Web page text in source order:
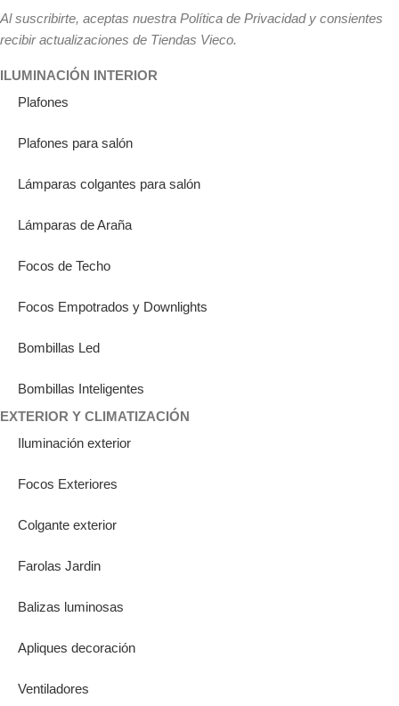
Al suscribirte, aceptas nuestra Política de Privacidad y consientes
recibir actualizaciones de Tiendas Vieco.
ILUMINACIÓN INTERIOR
Plafones
Plafones para salón
Lámparas colgantes para salón
Lámparas de Araña
Focos de Techo
Focos Empotrados y Downlights
Bombillas Led
Bombillas Inteligentes
EXTERIOR Y CLIMATIZACIÓN
Iluminación exterior
Focos Exteriores
Colgante exterior
Farolas Jardin
Balizas luminosas
Apliques decoración
Ventiladores